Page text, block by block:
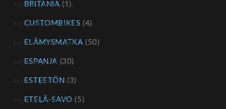
BRITANIA (1)
CUSTOMBIKES (4)
ELÄMYSMATKA (50)
ESPANJA (30)
ESTEETÖN (3)
ETELÄ-SAVO (5)